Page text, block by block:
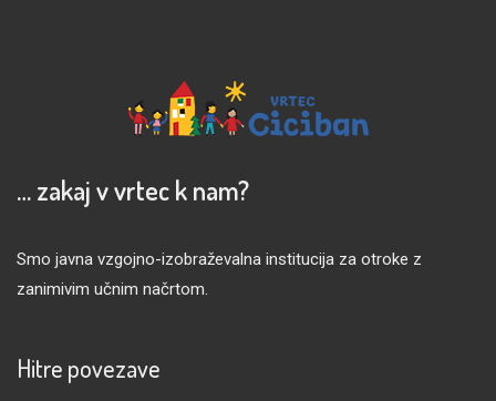
… zakaj v vrtec k nam?
Smo javna vzgojno-izobraževalna institucija za otroke z
zanimivim učnim načrtom.
Hitre povezave